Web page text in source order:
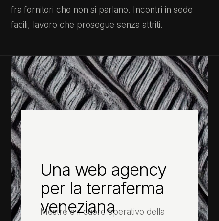
fra fornitori che non si parlano. Incontri in sede
facili, lavoro che prosegue senza attriti.
Una web agency
per la terraferma
veneziana
Mestre è il cuore operativo della